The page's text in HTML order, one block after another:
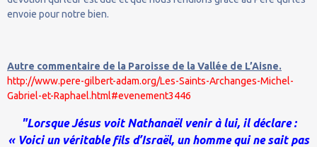
envoie pour notre bien.
Autre commentaire de la Paroisse de la Vallée de L’Aisne.
http://www.pere-gilbert-adam.org/Les-Saints-Archanges-Michel-
Gabriel-et-Raphael.html#evenement3446
"Lorsque Jésus voit Nathanaël venir à lui, il déclare :
« Voici un véritable fils d’Israël, un homme qui ne sait pas